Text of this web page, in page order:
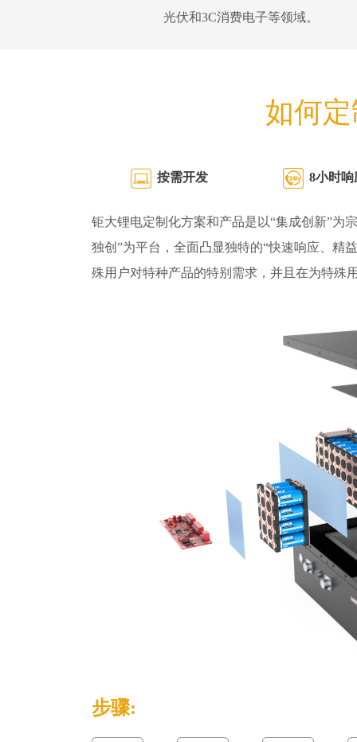
光伏和3C消费电子等领域。
如何
按需开发 8小时响
钜大锂电定制化方案和产品是以“集成创新”为
独创”为平台，全面凸显独特的“快速响应、精
殊用户对特种产品的特别需求，并且在为特殊
步骤: